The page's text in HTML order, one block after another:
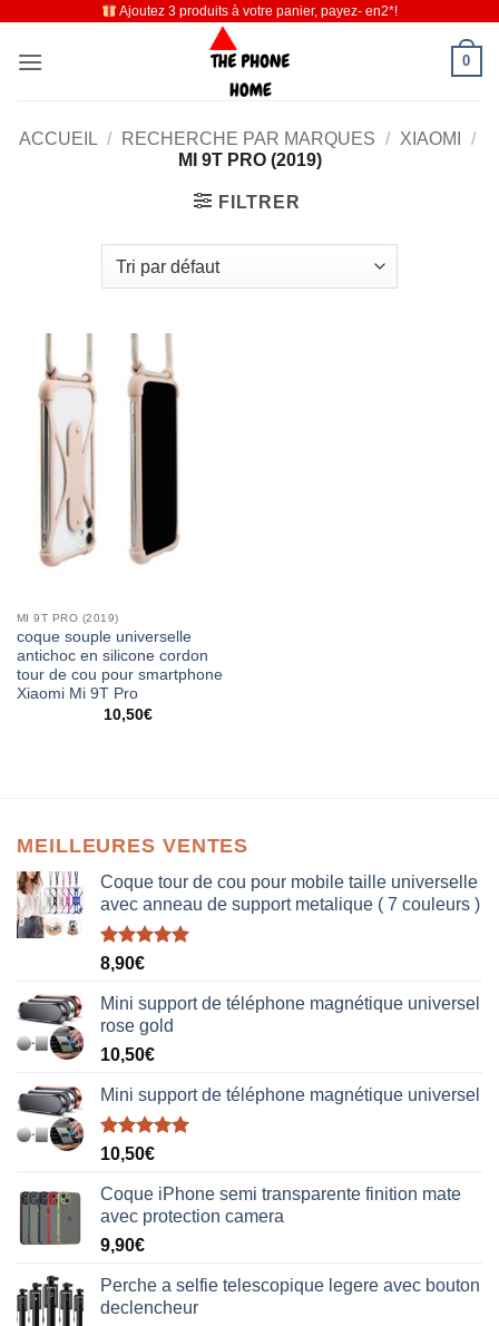
contenu
Ajoutez 3 produits à votre panier, payez- en2*!
0
ACCUEIL / RECHERCHE PAR MARQUES / XIAOMI
/
MI 9T PRO (2019)
FILTRER
MI 9T PRO (2019)
coque souple universelle
antichoc en silicone cordon
tour de cou pour smartphone
Xiaomi Mi 9T Pro
10,50€
MEILLEURES VENTES
Coque tour de cou pour mobile taille universelle
avec anneau de support metalique ( 7 couleurs )
Note5.00
8,90€
Mini support de téléphone magnétique universel
rose gold
10,50€
Mini support de téléphone magnétique universel
Note5.00
10,50€
Coque iPhone semi transparente finition mate
avec protection camera
9,90€
Perche a selfie telescopique legere avec bouton
declencheur